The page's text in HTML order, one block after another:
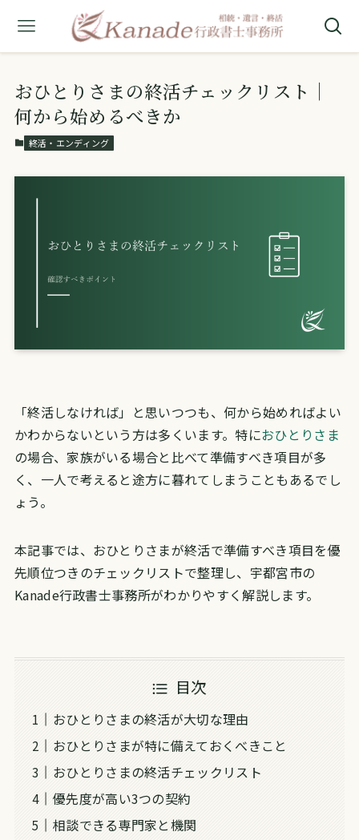
おひとりさまの終活チェックリスト｜
何から始めるべきか
終活・エンディング
「終活しなければ」と思いつつも、何から始めればよい
かわからないという方は多くいます。特におひとりさま
の場合、家族がいる場合と比べて準備すべき項目が多
く、一人で考えると途方に暮れてしまうこともあるでし
ょう。
本記事では、おひとりさまが終活で準備すべき項目を優
先順位つきのチェックリストで整理し、宇都宮市の
Kanade行政書士事務所がわかりやすく解説します。
目次
おひとりさまの終活が大切な理由
おひとりさまが特に備えておくべきこと
おひとりさまの終活チェックリスト
優先度が高い3つの契約
相談できる専門家と機関